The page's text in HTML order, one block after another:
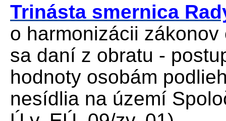
Trinásta smernica
o harmonizácii
sa daní z obratu -
hodnoty osobám
nesídlia na území